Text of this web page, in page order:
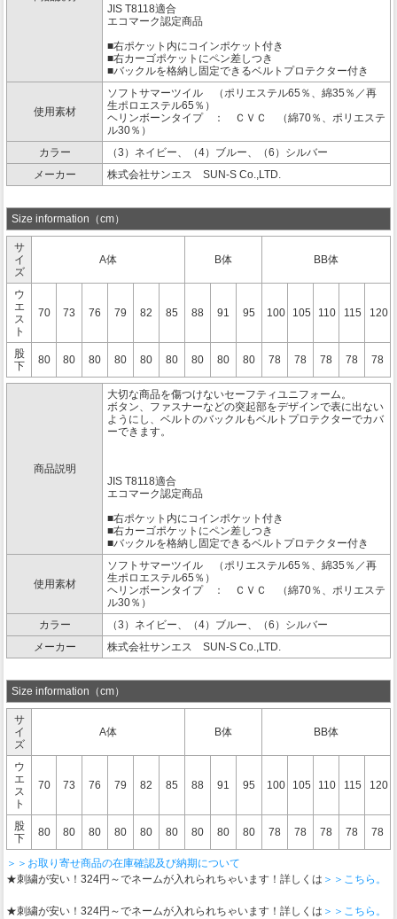
JIS T8118適合
エコマーク認定商品
■右ポケット内にコインポケット付き
■右カーゴポケットにペン差しつき
■バックルを格納し固定できるベルトプロテクター付き
使用素材
ソフトサマーツイル （ポリエステル65％、綿35％／再
生ポロエステル65％）
ヘリンボーンタイプ ： ＣＶＣ （綿70％、ポリエステ
ル30％）
カラー
（3）ネイビー、（4）ブルー、（6）シルバー
メーカー
株式会社サンエス SUN-S Co.,LTD.
Size information（cm）
サ
イ
ズ
A体 B体 BB体
ウ
エ
ス
ト
70 73 76 79 82 85 88 91 95 100 105 110 115 120
股
下
80 80 80 80 80 80 80 80 80 78 78 78 78 78
商品説明
大切な商品を傷つけないセーフティユニフォーム。
ボタン、ファスナーなどの突起部をデザインで表に出ない
ようにし、ベルトのバックルもベルトプロテクターでカバ
ーできます。
JIS T8118適合
エコマーク認定商品
■右ポケット内にコインポケット付き
■右カーゴポケットにペン差しつき
■バックルを格納し固定できるベルトプロテクター付き
使用素材
ソフトサマーツイル （ポリエステル65％、綿35％／再
生ポロエステル65％）
ヘリンボーンタイプ ： ＣＶＣ （綿70％、ポリエステ
ル30％）
カラー
（3）ネイビー、（4）ブルー、（6）シルバー
メーカー
株式会社サンエス SUN-S Co.,LTD.
Size information（cm）
サ
イ
ズ
A体 B体 BB体
ウ
エ
ス
ト
70 73 76 79 82 85 88 91 95 100 105 110 115 120
股
下
80 80 80 80 80 80 80 80 80 78 78 78 78 78
＞＞お取り寄せ商品の在庫確認及び納期について
★刺繍が安い！324円～でネームが入れられちゃいます！詳しくは ＞＞こちら。
★刺繍が安い！324円～でネームが入れられちゃいます！詳しくは ＞＞こちら。